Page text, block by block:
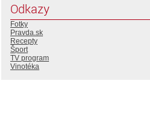
Odkazy
Fotky
Pravda.sk
Recepty
Šport
TV program
Vinotéka